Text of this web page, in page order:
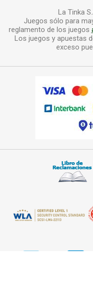
La Tinka
Juegos sólo para
reglamento de los juegos
Los juegos y apuestas
exceso